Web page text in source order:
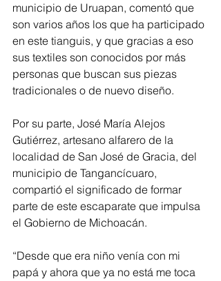
municipio de Uruapan, comentó que
son varios años los que ha participado
en este tianguis, y que gracias a eso
sus textiles son conocidos por más
personas que buscan sus piezas
tradicionales o de nuevo diseño.
Por su parte, José María Alejos
Gutiérrez, artesano alfarero de la
localidad de San José de Gracia, del
municipio de Tangancícuaro,
compartió el significado de formar
parte de este escaparate que impulsa
el Gobierno de Michoacán.
“Desde que era niño venía con mi
papá y ahora que ya no está me toca